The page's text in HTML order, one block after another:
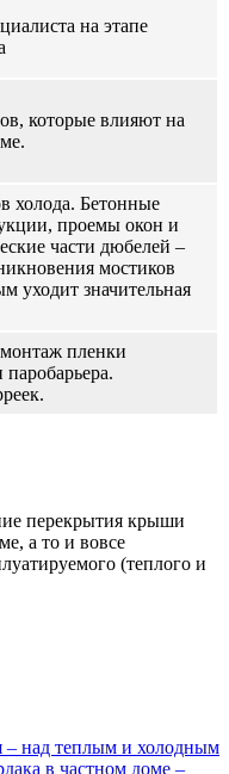
на этапе
которые влияют на
холода. Бетонные
проемы окон и
части дюбелей –
мостиков
уходит значительная
пленки
паробарьера.
перекрытия крыши
а то и вовсе
(теплого и
– над теплым и холодным
в частном доме –